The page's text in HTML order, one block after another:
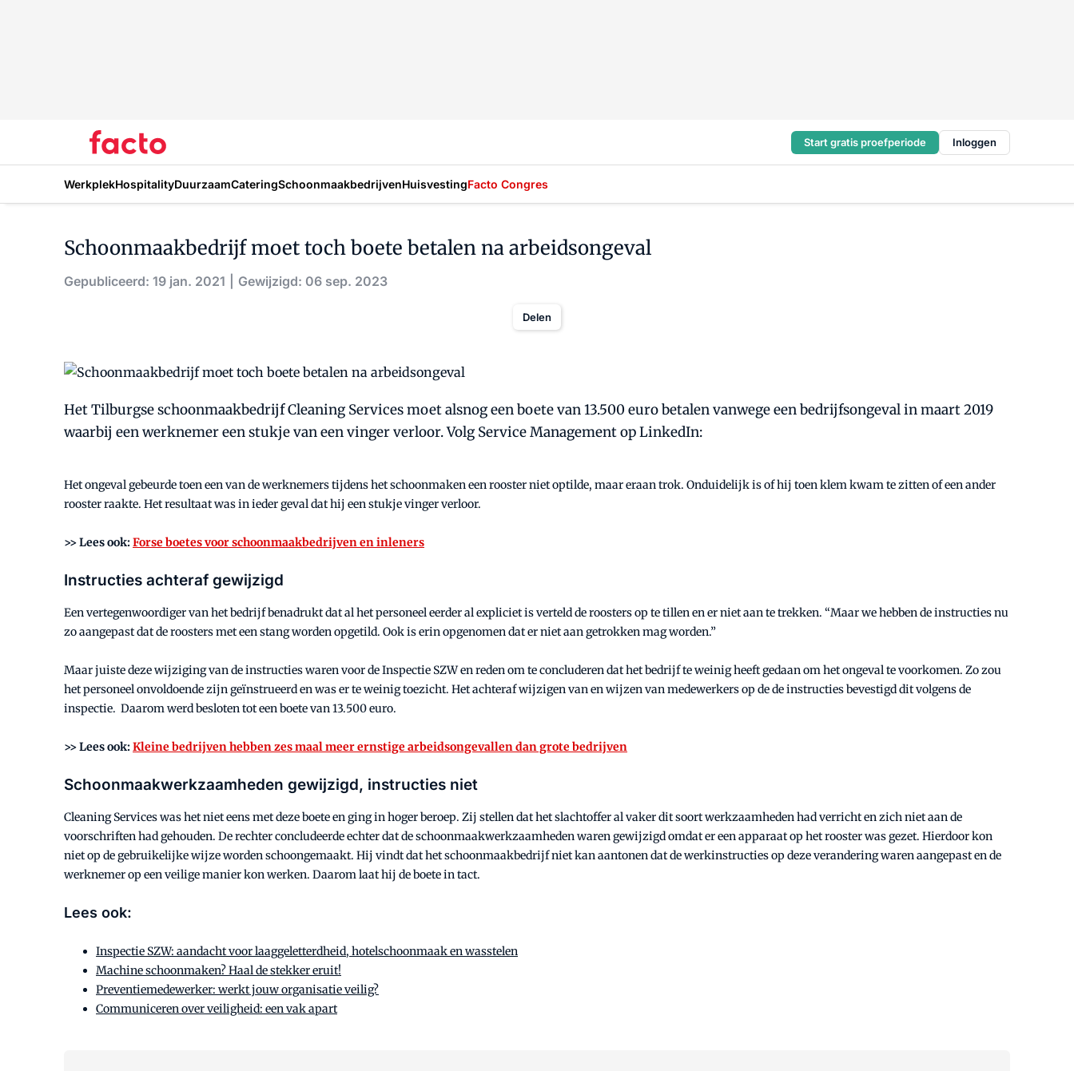
Start gratis proefperiode Inloggen
WerkplekHospitalityDuurzaamCateringSchoonmaakbedrijvenHuisvestingFacto Congres
Schoonmaakbedrijf moet toch boete betalen na arbeidsongeval
Gepubliceerd: 19 jan. 2021 Gewijzigd: 06 sep. 2023
Delen
Het Tilburgse schoonmaakbedrijf Cleaning Services moet alsnog een boete van 13.500 euro betalen vanwege een bedrijfsongeval in maart 2019
waarbij een werknemer een stukje van een vinger verloor. Volg Service Management op LinkedIn:
Het ongeval gebeurde toen een van de werknemers tijdens het schoonmaken een rooster niet optilde, maar eraan trok. Onduidelijk is of hij toen klem kwam te zitten of een ander
rooster raakte. Het resultaat was in ieder geval dat hij een stukje vinger verloor.
>> Lees ook:Forse boetes voor schoonmaakbedrijven en inleners
Instructies achteraf gewijzigd
Een vertegenwoordiger van het bedrijf benadrukt dat al het personeel eerder al expliciet is verteld de roosters op te tillen en er niet aan te trekken. “Maar we hebben de instructies nu
zo aangepast dat de roosters met een stang worden opgetild. Ook is erin opgenomen dat er niet aan getrokken mag worden.”
Maar juiste deze wijziging van de instructies waren voor de Inspectie SZW en reden om te concluderen dat het bedrijf te weinig heeft gedaan om het ongeval te voorkomen. Zo zou
het personeel onvoldoende zijn geïnstrueerd en was er te weinig toezicht. Het achteraf wijzigen van en wijzen van medewerkers op de de instructies bevestigd dit volgens de
inspectie. Daarom werd besloten tot een boete van 13.500 euro.
>> Lees ook:Kleine bedrijven hebben zes maal meer ernstige arbeidsongevallen dan grote bedrijven
Schoonmaakwerkzaamheden gewijzigd, instructies niet
Cleaning Services was het niet eens met deze boete en ging in hoger beroep. Zij stellen dat het slachtoffer al vaker dit soort werkzaamheden had verricht en zich niet aan de
voorschriften had gehouden. De rechter concludeerde echter dat de schoonmaakwerkzaamheden waren gewijzigd omdat er een apparaat op het rooster was gezet. Hierdoor kon
niet op de gebruikelijke wijze worden schoongemaakt. Hij vindt dat het schoonmaakbedrijf niet kan aantonen dat de werkinstructies op deze verandering waren aangepast en de
werknemer op een veilige manier kon werken. Daarom laat hij de boete in tact.
Lees ook:
Inspectie SZW: aandacht voor laaggeletterdheid, hotelschoonmaak en wasstelen
Machine schoonmaken? Haal de stekker eruit!
Preventiemedewerker: werkt jouw organisatie veilig?
Communiceren over veiligheid: een vak apart